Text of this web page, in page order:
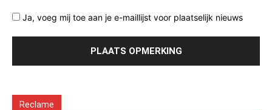
Ja, voeg mij toe aan je e-maillijst voor plaatselijk nieuws
Reclame